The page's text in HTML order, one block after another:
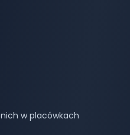
w placówkach